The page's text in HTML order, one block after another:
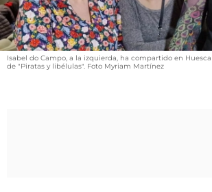
FIESTAS DE SAN LORENZO
AGENDA
CARTELERA
Isabel do Campo, a la izquierda, ha compartido en
de "Piratas y libélulas". Foto Myriam Martínez